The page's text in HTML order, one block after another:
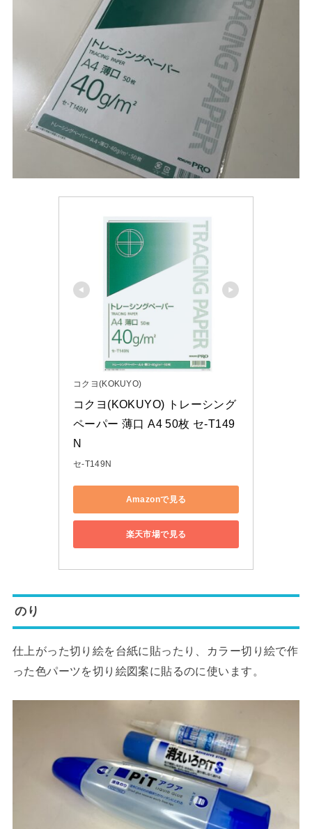
コクヨ(KOKUYO)
コクヨ(KOKUYO) トレーシング
ペーパー 薄口 A4 50枚 セ-T149
N
セ-T149N
Amazonで見る
楽天市場で見る
のり
仕上がった切り絵を台紙に貼ったり、カラー切り絵で作
った色パーツを切り絵図案に貼るのに使います。